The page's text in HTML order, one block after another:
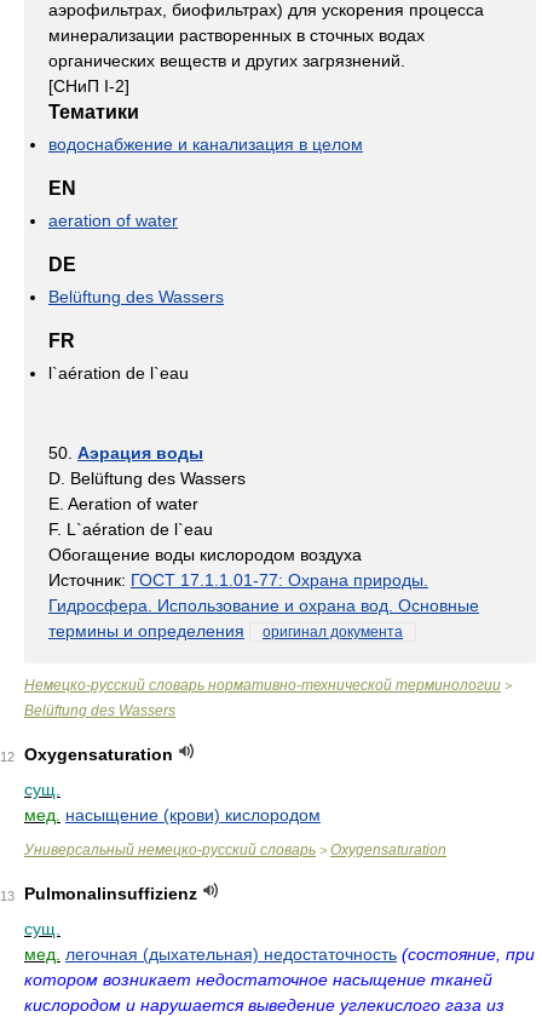
аэрофильтрах, биофильтрах) для ускорения процесса
минерализации растворенных в сточных водах
органических веществ и других загрязнений.
[СНиП I-2]
Тематики
водоснабжение и канализация в целом
EN
aeration of water
DE
Belüftung des Wassers
FR
l`aération de l`eau
50. Аэрация воды
D. Belüftung des Wassers
E. Aeration of water
F. L`aération de l`eau
Обогащение воды кислородом воздуха
Источник: ГОСТ 17.1.1.01-77: Охрана природы.
Гидросфера. Использование и охрана вод. Основные
термины и определения
оригинал документа
Немецко-русский словарь нормативно-технической терминологии >
Belüftung des Wassers
12
Oxygensaturation
сущ.
мед. насыщение (крови) кислородом
Универсальный немецко-русский словарь > Oxygensaturation
13
Pulmonalinsuffizienz
сущ.
мед. легочная (дыхательная) недостаточность (состояние, при
котором возникает недостаточное насыщение тканей
кислородом и нарушается выведение углекислого газа из